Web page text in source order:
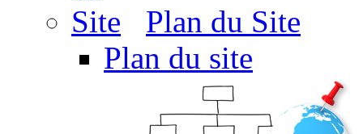
Plan du Site
Plan du site